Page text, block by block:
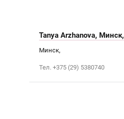
Tanya Arzhanova, Минск,
Минск,
Тел. +375 (29) 5380740